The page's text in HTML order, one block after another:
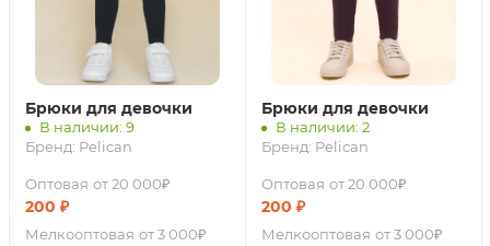
Брюки для девочки
В наличии: 9
Бренд: Pelican
Оптовая от 20 000₽
200 ₽
Мелкооптовая от 3 000₽
Брюки для девочки
В наличии: 2
Бренд: Pelican
Оптовая от 20 000₽
200 ₽
Мелкооптовая от 3 000₽